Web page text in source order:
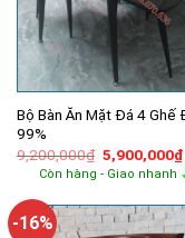
Bộ Bàn Ăn Mặt Đá 4 Ghế
99%
9,200,000₫ Giá
gốc
là:
5,900,000₫
Còn hàng - Giao nhanh
-16%